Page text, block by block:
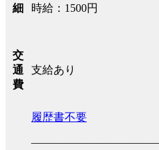
細
時給：1500円
交
通
費
支給あり
履歴書不要